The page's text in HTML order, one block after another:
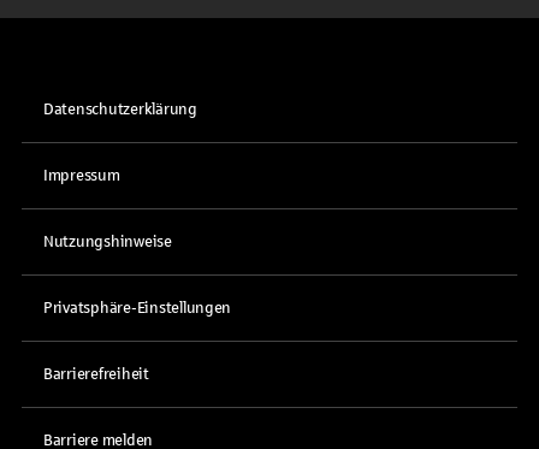
Datenschutzerklärung
Impressum
Nutzungshinweise
Privatsphäre-Einstellungen
Barrierefreiheit
Barriere melden